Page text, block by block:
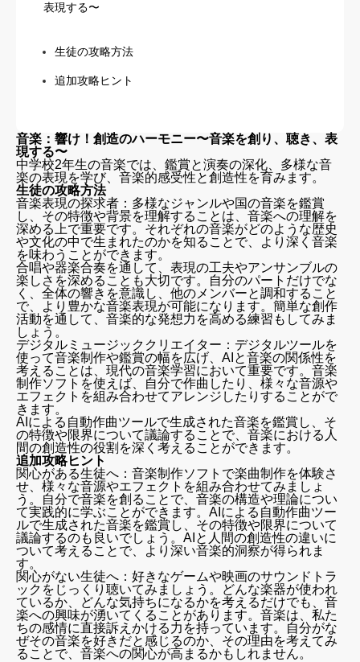
表現する〜
生徒の攻略方法
追加攻略ヒント
音楽：響け！創造のハーモニー〜音楽を創り、聴き、表
現する〜
中学校2年生の音楽では、鑑賞と演奏の深化、多様な音
楽の表現を学び、音楽的感受性と創造性を育みます。
生徒の攻略方法
音楽表現の探求者：多様なジャンルや国の音楽を鑑賞
し、その特徴や背景を理解することは、音楽への理解を
深める上で重要です。それぞれの音楽がどのような歴史
や文化の中で生まれたのかを知ることで、より深く音楽
を味わうことができます。
合唱や器楽合奏を通して、表現の工夫やアンサンブルの
楽しさを深めることも大切です。自分のパートだけでな
く、全体の響きを意識し、他のメンバーと調和すること
で、より豊かな音楽表現が可能になります。簡単な創作
活動を通して、音楽的な発想力を高める練習もしてみま
しょう。
デジタルミュージッククリエイター：デジタルツールを
使って音楽制作や鑑賞の幅を広げ、AIと音楽の関係性を
考えることは、現代の音楽学習において重要です。音楽
制作ソフトを使えば、自分で作曲したり、様々な音源や
エフェクトを組み合わせてアレンジしたりすることがで
きます。
AIによる自動作曲ツールで生成された音楽を鑑賞し、そ
の特徴や限界について議論することで、音楽における人
間の創造性の役割を深く考えることができます。
追加攻略ヒント
関心がある生徒へ：音楽制作ソフトで楽曲制作を体験さ
せ、様々な音源やエフェクトを組み合わせてみましょ
う。自分で音楽を創ることで、音楽の構造や理論につい
て実践的に学ぶことができます。AIによる自動作曲ツー
ルで生成された音楽を鑑賞し、その特徴や限界について
議論するのも良いでしょう。AIと人間の創造性の違いに
ついて考えることで、より深い音楽的洞察が得られま
す。
関心がない生徒へ：好きなゲームや映画のサウンドトラ
ックをじっくり聴いてみましょう。どんな楽器が使われ
ているか、どんな気持ちになるかを考えるだけでも、音
楽への興味が湧いてくることがあります。音楽は、私た
ちの感情に直接訴えかける力を持っています。自分がな
ぜその音楽を好きだと感じるのか、その理由を考えてみ
ることで、音楽への関心が高まるかもしれません。